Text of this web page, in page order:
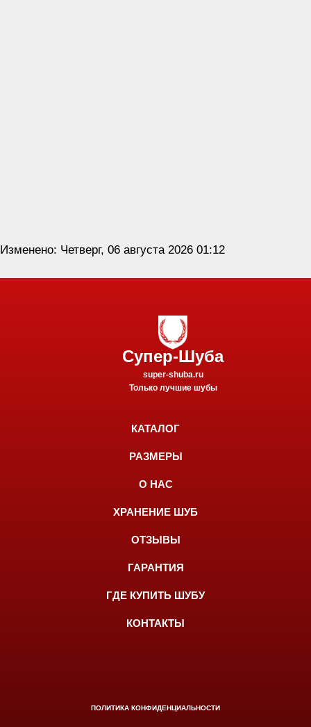
Изменено: Четверг, 06 августа 2026 01:12
Супер-Шуба
super-shuba.ru
Только лучшие шубы
КАТАЛОГ
РАЗМЕРЫ
О НАС
ХРАНЕНИЕ ШУБ
ОТЗЫВЫ
ГАРАНТИЯ
ГДЕ КУПИТЬ ШУБУ
КОНТАКТЫ
ПОЛИТИКА КОНФИДЕНЦИАЛЬНОСТИ